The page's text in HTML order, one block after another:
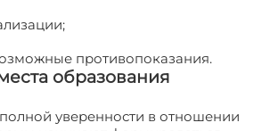
противопоказания.
образования
уверенности в отношении